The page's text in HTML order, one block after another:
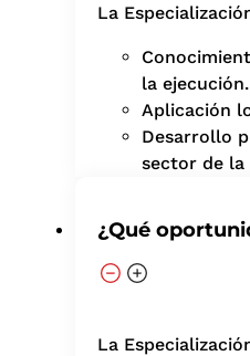
La
la ejecución.
Aplicación
Desarrollo
sector de
¿Qué
La